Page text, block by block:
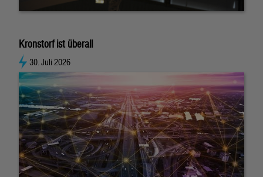
Kronstorf ist überall
30. Juli 2026